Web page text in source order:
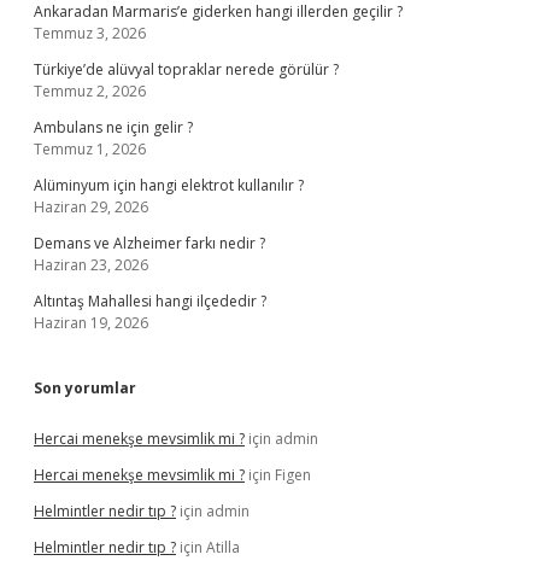
Ankaradan Marmaris’e giderken hangi illerden geçilir ?
Temmuz 3, 2026
Türkiye’de alüvyal topraklar nerede görülür ?
Temmuz 2, 2026
Ambulans ne için gelir ?
Temmuz 1, 2026
Alüminyum için hangi elektrot kullanılır ?
Haziran 29, 2026
Demans ve Alzheimer farkı nedir ?
Haziran 23, 2026
Altıntaş Mahallesi hangi ilçededir ?
Haziran 19, 2026
Son yorumlar
Hercai menekşe mevsimlik mi ? için admin
Hercai menekşe mevsimlik mi ? için Figen
Helmintler nedir tıp ? için admin
Helmintler nedir tıp ? için Atilla